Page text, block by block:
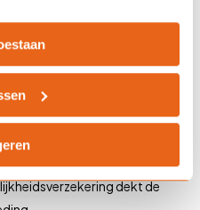
pan veroorzaakt een grote
moet worden. De
bedrijfsschade.
schade na een
dekt de